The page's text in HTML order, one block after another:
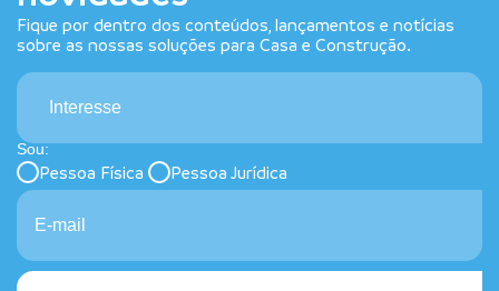
Fique por dentro dos conteúdos, lançamentos e notícias
sobre as nossas soluções para Casa e Construção.
Interesse
Sou:
Pessoa Física Pessoa Jurídica